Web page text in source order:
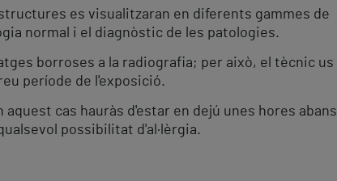
es visualitzaran en diferents gammes de
normal i el diagnòstic de les patologies.
borroses a la radiografia; per això, el tècnic us
període de l'exposició.
cas hauràs d'estar en dejú unes hores abans
possibilitat d'al·lèrgia.